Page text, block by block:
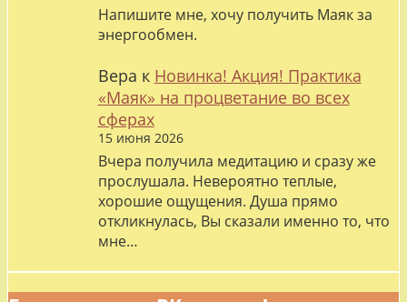
Напишите мне, хочу получить Маяк за
энергообмен.
Вера к Новинка! Акция! Практика
«Маяк» на процветание во всех
сферах
15 июня 2026
Вчера получила медитацию и сразу же
прослушала. Невероятно теплые,
хорошие ощущения. Душа прямо
откликнулась, Вы сказали именно то, что
мне…